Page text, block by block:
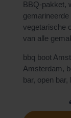
BBQ-pakket,
vegetarische
van alle
bbq boot
Amsterdam,
bar, open